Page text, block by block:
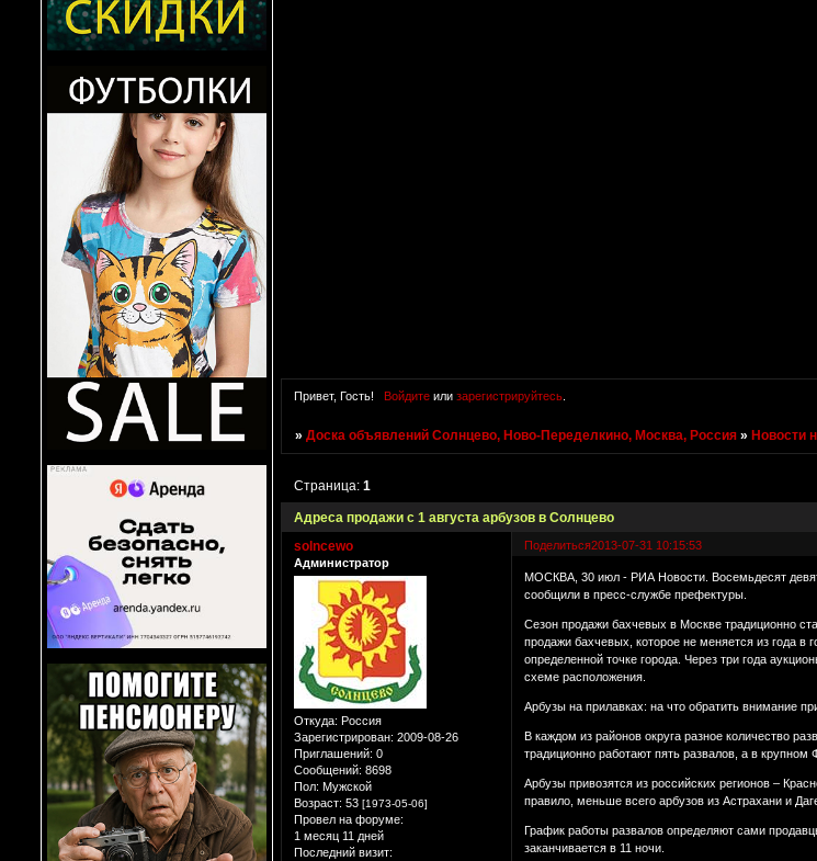
Привет, Гость! Войдитеили зарегистрируйтесь.
»Доска объявлений Солнцево, Ново-Переделкино, Москва, Россия »Новости
Адреса продажи с 1 августа арбузов в Солнцево
Страница:1
Поделиться2013-07-31 10:15:53
solncewo
Администратор
Откуда: Россия
Зарегистрирован: 2009-08-26
Приглашений: 0
Сообщений: 8698
Пол: Мужской
Возраст: 53 [1973-05-06]
Провел на форуме:
1 месяц 11 дней
Последний визит:
МОСКВА, 30 июл - РИА Новости. Восемьдесят
сообщили в пресс-службе префектуры.
Сезон продажи бахчевых в Москве традиционно
продажи бахчевых, которое не меняется из года в
определенной точке города. Через три года
схеме расположения.
Арбузы на прилавках: на что обратить внимание
В каждом из районов округа разное количество
традиционно работают пять развалов, а в крупном
Арбузы привозятся из российских регионов –
правило, меньше всего арбузов из Астрахани и
График работы развалов определяют сами
заканчивается в 11 ночи.